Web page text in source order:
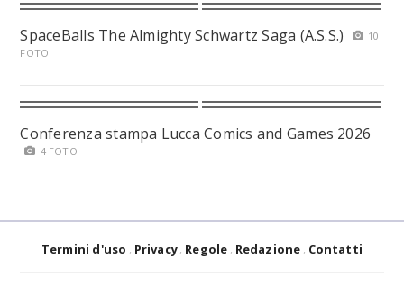
SpaceBalls The Almighty Schwartz Saga (A.S.S.)
10
FOTO
Conferenza stampa Lucca Comics and Games 2026
4 FOTO
Termini d'uso Privacy Regole Redazione Contatti